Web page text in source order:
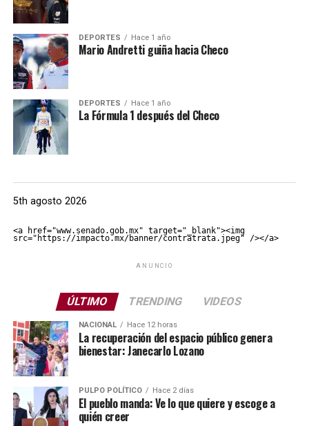
DEPORTES Hace 1 año
Mario Andretti guiña hacia Checo
DEPORTES Hace 1 año
La Fórmula 1 después del Checo
5th agosto 2026
<a href="www.senado.gob.mx" target="_blank"><img
src="https://impacto.mx/banner/contratrata.jpeg" /></a>
ANUNCIO
ÚLTIMO TRENDING VIDEOS
NACIONAL Hace 12 horas
La recuperación del espacio público genera
bienestar: Janecarlo Lozano
PULPO POLÍTICO Hace 2 días
El pueblo manda: Ve lo que quiere y escoge a
quién creer